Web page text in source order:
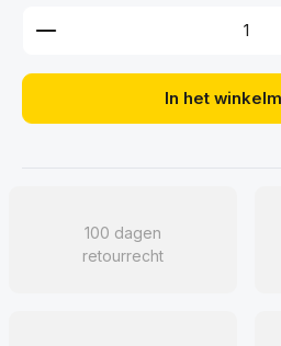
Producthoeveelheid:
In het
100 dagen
retourrecht